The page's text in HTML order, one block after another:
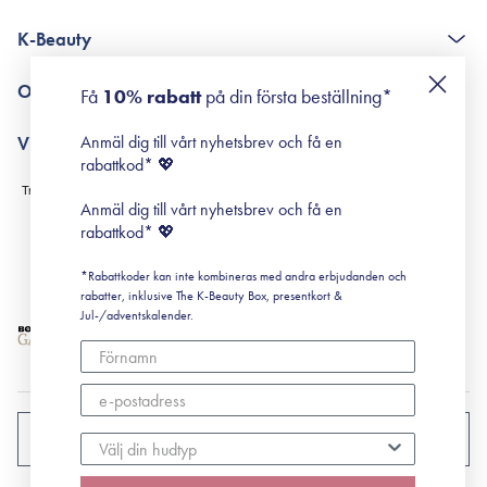
Poängshop - frågor och svar
K-Beauty
Retinol för nybörjare
Om Surisuri
Black Friday
Villkor
Leverans & Retur
Köpvillkor
Prenumerationsvillkor
Cookiepolicy
SVERIGE
Få 10% rabattpå din första beställning*
Anmäl dig till vårt nyhetsbrev och få en
rabattkod* 💖
Anmäl dig till vårt nyhetsbrev och få en
rabattkod* 💖
*Rabattkoder kan inte kombineras med andra erbjudanden och
rabatter, inklusive The K-Beauty Box, presentkort &
Jul-/adventskalender.